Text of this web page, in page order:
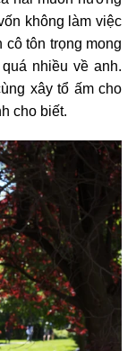
không làm việc
tôn trọng mong
nhiều về anh.
xây tổ ấm cho
cho biết.